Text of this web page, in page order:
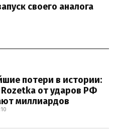
своего аналога
потери в истории:
от ударов РФ
миллиардов